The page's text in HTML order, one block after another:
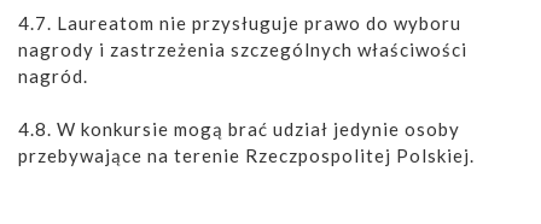
4.7. Laureatom nie przysługuje prawo do wyboru
nagrody i zastrzeżenia szczególnych właściwości
nagród.
4.8. W konkursie mogą brać udział jedynie osoby
przebywające na terenie Rzeczpospolitej Polskiej.